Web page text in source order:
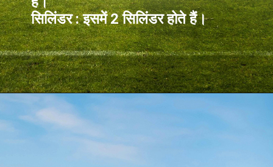
सिलिंडर : इसमें 2 सिलिंडर होते हैं।